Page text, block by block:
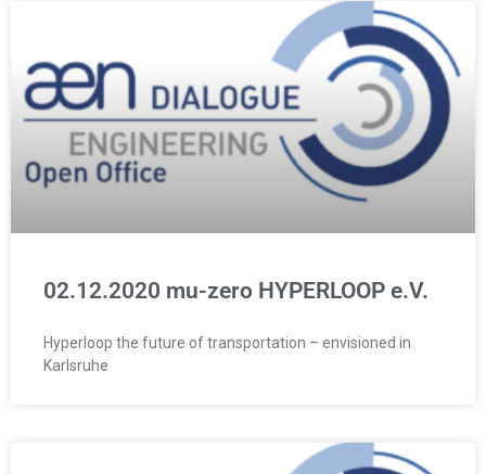
02.12.2020 mu-zero HYPERLOOP e.V.
Hyperloop the future of transportation – envisioned in
Karlsruhe